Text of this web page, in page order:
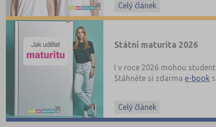
Celý článek
Státní maturita 2026
I v roce 2026 mohou
Stáhněte si zdarmae-book
Celý článek